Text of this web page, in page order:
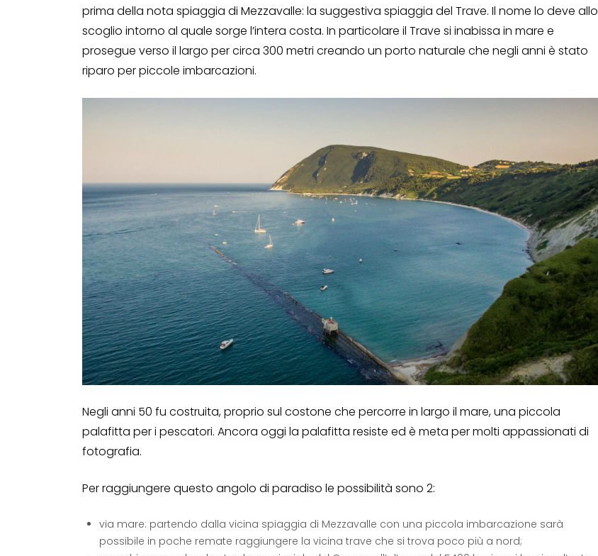
prima della nota spiaggia di Mezzavalle: la suggestiva spiaggia del Trave. Il nome lo deve allo
scoglio intorno al quale sorge l’intera costa. In particolare il Trave si inabissa in mare e
prosegue verso il largo per circa 300 metri creando un porto naturale che negli anni è stato
riparo per piccole imbarcazioni.
Negli anni 50 fu costruita, proprio sul costone che percorre in largo il mare, una piccola
palafitta per i pescatori. Ancora oggi la palafitta resiste ed è meta per molti appassionati di
fotografia.
Per raggiungere questo angolo di paradiso le possibilità sono 2:
via mare: partendo dalla vicina spiaggia di Mezzavalle con una piccola imbarcazione sarà
possibile in poche remate raggiungere la vicina trave che si trova poco più a nord;